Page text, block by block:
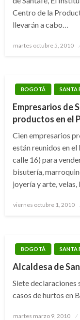
Centro de la
llevarán a cabo…
Publicado
martes octubre 5, 2010
BOGOTÁ SANTA
Empresarios de
productos en el
Cien empresarios
están reunidos en
calle 16) para
bisutería,
joyería y arte,
Publicado
viernes octubre 1, 2010
BOGOTÁ SANTA
Alcaldesa de
Siete declaraciones
casos de hurtos en
Publicado
martes marzo 9, 2010